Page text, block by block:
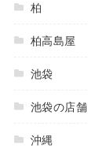
柏
柏高島屋
池袋
池袋の店舗
沖縄